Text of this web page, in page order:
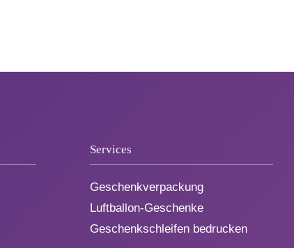
Services
Geschenkverpackung
Luftballon-Geschenke
Geschenkschleifen bedrucken